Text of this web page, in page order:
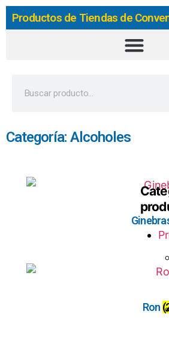
Productos de Tiendas de
Categoría: Alcoholes
Ron